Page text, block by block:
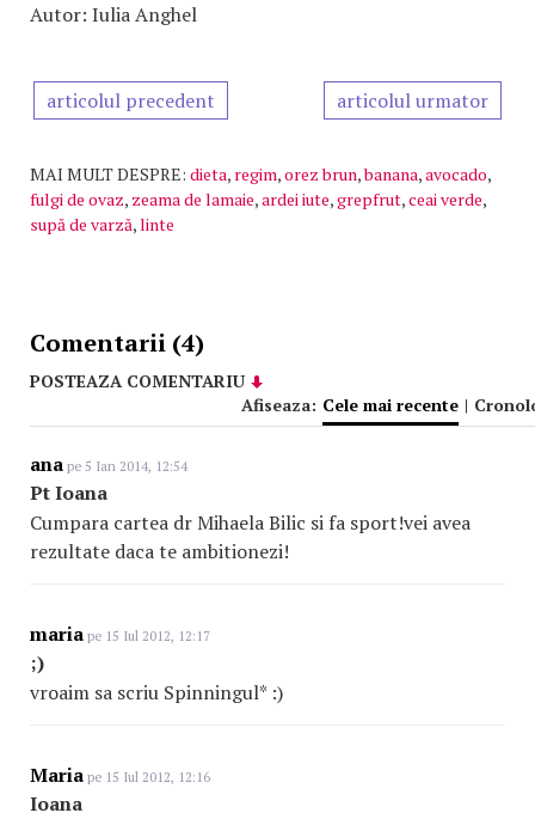
Autor: Iulia Anghel
articolul precedent articolul urmator
MAI MULT DESPRE: dieta, regim,orez brun,banana,avocado,
fulgi de ovaz, zeama de lamaie,ardei iute,grepfrut,ceai verde,
supă de varză,linte
Comentarii (4)
POSTEAZA COMENTARIU
Afiseaza: Cele mai recente |
ana pe 5 Ian 2014, 12:54
Pt Ioana
Cumpara cartea dr Mihaela Bilic si fa sport!vei avea
rezultate daca te ambitionezi!
maria pe 15 Iul 2012, 12:17
;)
vroaim sa scriu Spinningul* :)
Maria pe 15 Iul 2012, 12:16
Ioana